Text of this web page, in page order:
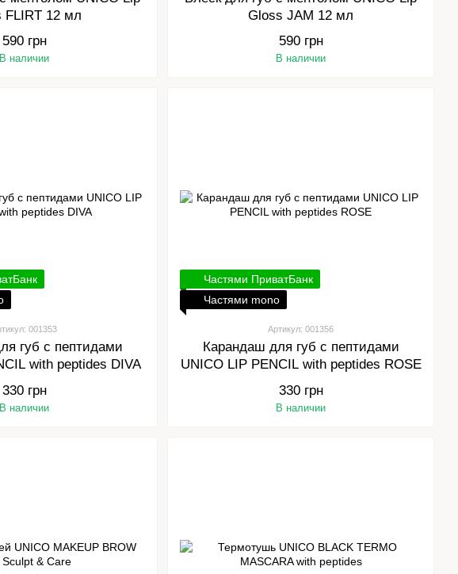
FLIRT 12 мл
590 грн
В наличии
Gloss JAM 12 мл
590 грн
В наличии
001353
губ с пептидами
with peptides DIVA
330 грн
В наличии
Частями ПриватБанк
Частями mono
Артикул: 001356
Карандаш для губ с пептидами
UNICO LIP PENCIL with peptides ROSE
330 грн
В наличии